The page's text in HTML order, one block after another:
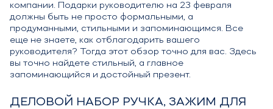
компании. Подарки руководителю на 23 февраля
должны быть не просто формальными, а
продуманными, стильными и запоминающимся. Все
еще не знаете, как отблагодарить вашего
руководителя? Тогда этот обзор точно для вас. Здесь
вы точно найдете стильный, а главное
запоминающийся и достойный презент.
ДЕЛОВОЙ НАБОР РУЧКА, ЗАЖИМ ДЛЯ